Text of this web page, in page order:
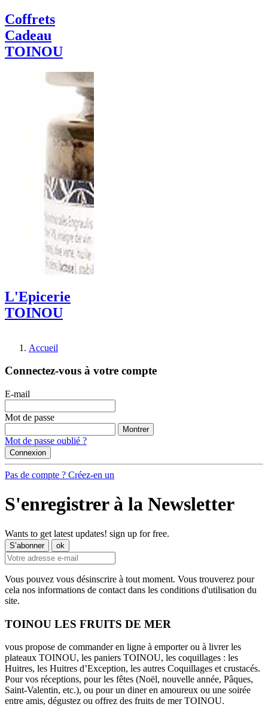
Coffrets
Cadeau
TOINOU
L'Epicerie
TOINOU
Accueil
Connectez-vous à votre compte
E-mail
Mot de passe
Montrer
Mot de passe oublié ?
Connexion
Pas de compte ? Créez-en un
S'enregistrer à la Newsletter
Wants to get latest updates! sign up for free.
Vous pouvez vous désinscrire à tout moment. Vous trouverez pour
cela nos informations de contact dans les conditions d'utilisation du
site.
TOINOU LES FRUITS DE MER
vous propose de commander en ligne à emporter ou à livrer les
plateaux TOINOU, les paniers TOINOU, les coquillages : les
Huitres, les Huitres d’Exception, les autres Coquillages et crustacés.
Pour vos réceptions, pour les fêtes (Noël, nouvelle année, Pâques,
Saint-Valentin, etc.), ou pour un diner en amoureux ou une soirée
entre amis, dégustez ou offrez des fruits de mer TOINOU.